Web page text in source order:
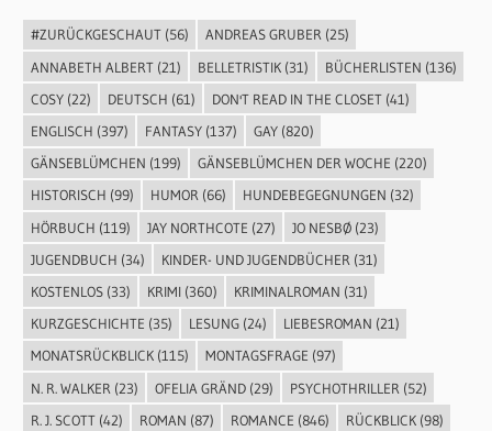
#ZURÜCKGESCHAUT(56) ANDREAS GRUBER(25)
ANNABETH ALBERT(21) BELLETRISTIK(31) BÜCHERLISTEN (136)
COSY(22) DEUTSCH (61) DON'T READ IN THE CLOSET(41)
ENGLISCH (397) FANTASY(137) GAY(820)
GÄNSEBLÜMCHEN (199) GÄNSEBLÜMCHEN DER WOCHE (220)
HISTORISCH (99) HUMOR(66) HUNDEBEGEGNUNGEN (32)
HÖRBUCH (119) JAY NORTHCOTE (27) JO NESBØ(23)
JUGENDBUCH (34) KINDER- UND JUGENDBÜCHER (31)
KOSTENLOS(33) KRIMI(360) KRIMINALROMAN (31)
KURZGESCHICHTE (35) LESUNG(24) LIEBESROMAN (21)
MONATSRÜCKBLICK(115) MONTAGSFRAGE (97)
N. R. WALKER (23) OFELIA GRÄND(29) PSYCHOTHRILLER (52)
R. J. SCOTT(42) ROMAN (87) ROMANCE (846) RÜCKBLICK(98)